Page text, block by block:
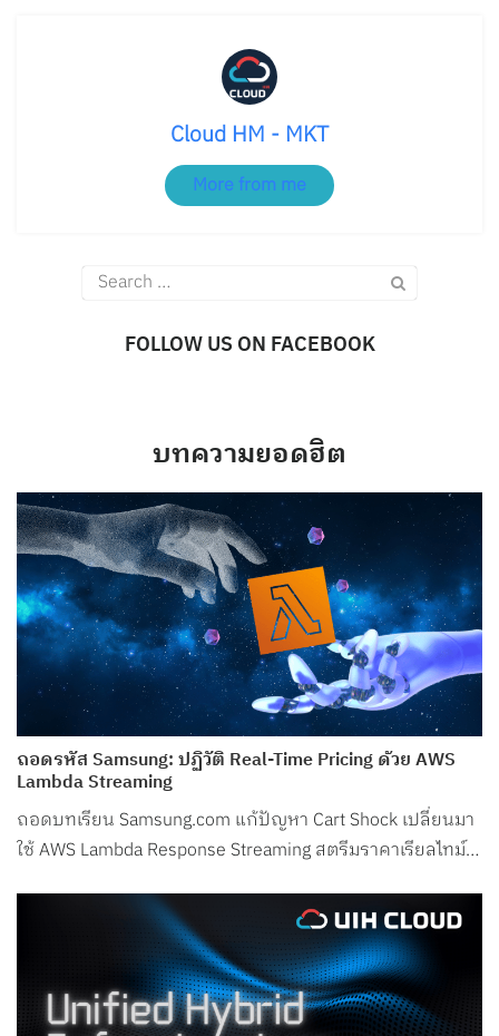
Cloud HM - MKT
More from me
Search
for:
FOLLOW US ON FACEBOOK
บทความยอดฮิต
ถอดรหัส Samsung: ปฏิวัติ Real-Time Pricing ด้วย AWS
Lambda Streaming
ถอดบทเรียน Samsung.com แก้ปัญหา Cart Shock เปลี่ยนมา
ใช้ AWS Lambda Response Streaming สตรีมราคาเรียลไทม์